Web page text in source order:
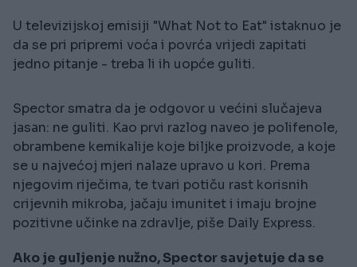
U televizijskoj emisiji "What Not to Eat" istaknuo je
da se pri pripremi voća i povrća vrijedi zapitati
jedno pitanje - treba li ih uopće guliti.
Spector smatra da je odgovor u većini slučajeva
jasan: ne guliti. Kao prvi razlog naveo je polifenole,
obrambene kemikalije koje biljke proizvode, a koje
se u najvećoj mjeri nalaze upravo u kori. Prema
njegovim riječima, te tvari potiču rast korisnih
crijevnih mikroba, jačaju imunitet i imaju brojne
pozitivne učinke na zdravlje, piše Daily Express.
Ako je guljenje nužno, Spector savjetuje da se